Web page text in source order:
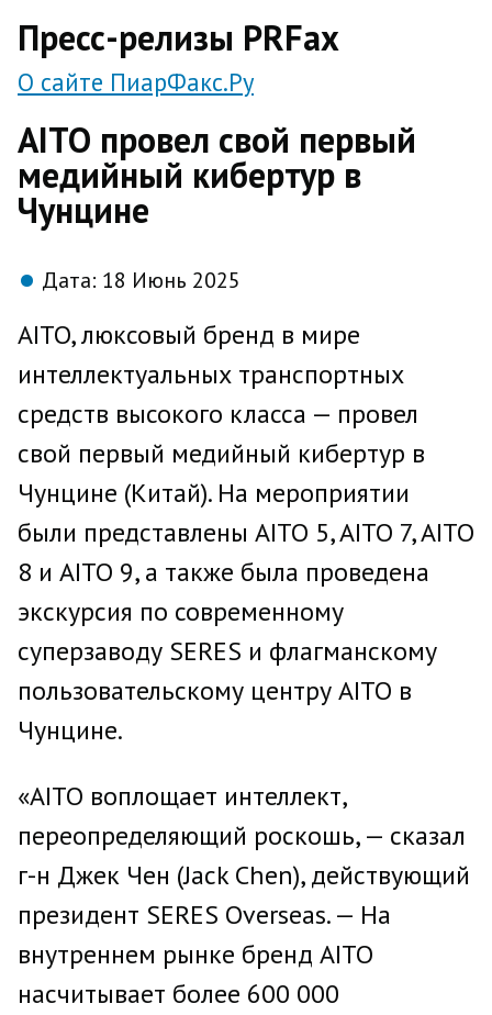
Пресс-релизы PRFax
О сайте ПиарФакс.Ру
AITO провел свой первый
медийный кибертур в
Чунцине
Дата: 18 Июнь 2025
AITO, люксовый бренд в мире
интеллектуальных транспортных
средств высокого класса — провел
свой первый медийный кибертур в
Чунцине (Китай). На мероприятии
были представлены AITO 5, AITO 7, AITO
8 и AITO 9, а также была проведена
экскурсия по современному
суперзаводу SERES и флагманскому
пользовательскому центру AITO в
Чунцине.
«AITO воплощает интеллект,
переопределяющий роскошь, — сказал
г-н Джек Чен (Jack Chen), действующий
президент SERES Overseas. — На
внутреннем рынке бренд AITO
насчитывает более 600 000